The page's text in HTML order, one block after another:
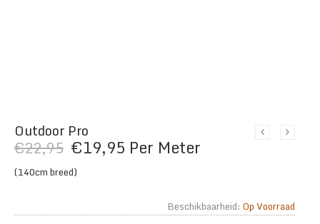
Outdoor Pro
€22,95 Oorspronkelijke
prijs
€22,95.
€19,95 Huidige
€19,95.
Per Meter
(140cm breed)
Beschikbaarheid: Op Voorraad